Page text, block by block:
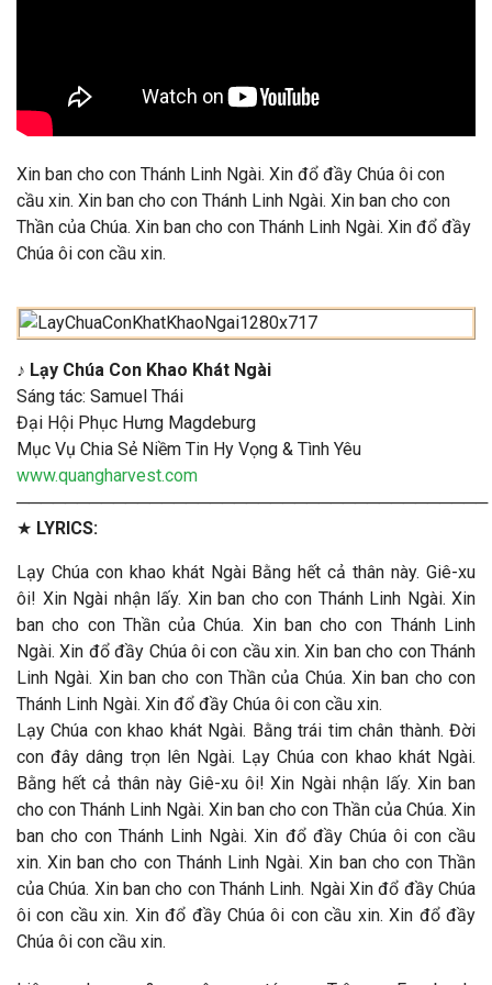
Xin ban cho con Thánh Linh Ngài. Xin đổ đầy Chúa ôi con
cầu xin. Xin ban cho con Thánh Linh Ngài. Xin ban cho con
Thần của Chúa. Xin ban cho con Thánh Linh Ngài. Xin đổ đầy
Chúa ôi con cầu xin.
♪ Lạy Chúa Con Khao Khát Ngài
Sáng tác: Samuel Thái
Đại Hội Phục Hưng Magdeburg
Mục Vụ Chia Sẻ Niềm Tin Hy Vọng & Tình Yêu
www.quangharvest.com
───────────────────────────────────────
★ LYRICS:
Lạy Chúa con khao khát Ngài Bằng hết cả thân này. Giê-xu
ôi! Xin Ngài nhận lấy. Xin ban cho con Thánh Linh Ngài. Xin
ban cho con Thần của Chúa. Xin ban cho con Thánh Linh
Ngài. Xin đổ đầy Chúa ôi con cầu xin. Xin ban cho con Thánh
Linh Ngài. Xin ban cho con Thần của Chúa. Xin ban cho con
Thánh Linh Ngài. Xin đổ đầy Chúa ôi con cầu xin.
Lạy Chúa con khao khát Ngài. Bằng trái tim chân thành. Đời
con đây dâng trọn lên Ngài. Lạy Chúa con khao khát Ngài.
Bằng hết cả thân này Giê-xu ôi! Xin Ngài nhận lấy. Xin ban
cho con Thánh Linh Ngài. Xin ban cho con Thần của Chúa. Xin
ban cho con Thánh Linh Ngài. Xin đổ đầy Chúa ôi con cầu
xin. Xin ban cho con Thánh Linh Ngài. Xin ban cho con Thần
của Chúa. Xin ban cho con Thánh Linh. Ngài Xin đổ đầy Chúa
ôi con cầu xin. Xin đổ đầy Chúa ôi con cầu xin. Xin đổ đầy
Chúa ôi con cầu xin.